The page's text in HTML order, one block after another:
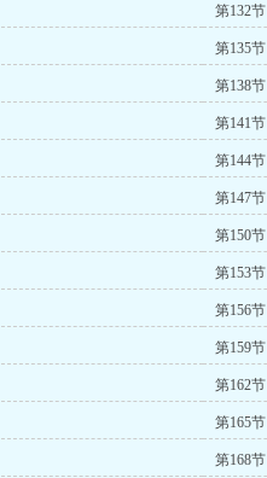
第132节
第135节
第138节
第141节
第144节
第147节
第150节
第153节
第156节
第159节
第162节
第165节
第168节